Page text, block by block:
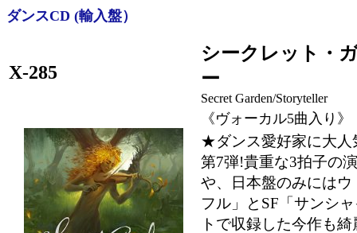
ダンスCD (輸入盤）
X-285
シークレット・
ー
Secret Garden/Storyteller
《ヴォーカル5曲入り》
★ダンス愛好家に大人
第7弾!貴重な3拍子の
や、日本盤のみには
フル」とSF「サンシ
トで収録した今作も